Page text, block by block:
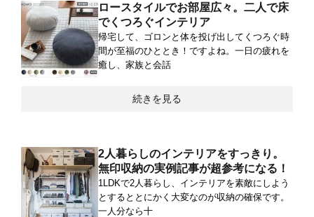
ロースタイルでお部屋広々。二人で床
でくつろぐインテリア
帰宅して、ゴロンと体を投げ出してくつろぐ時
間が至福のひととき！ですよね。一日の疲れを
癒し、家族と会話
続きを見る
2人暮らしのインテリアをすっきり。
無印収納の実例記事が超参考になる！
1LDKで2人暮らし、インテリアを素敵にしよう
とするととにかく大変なのが収納の確保です。
一人分なら十